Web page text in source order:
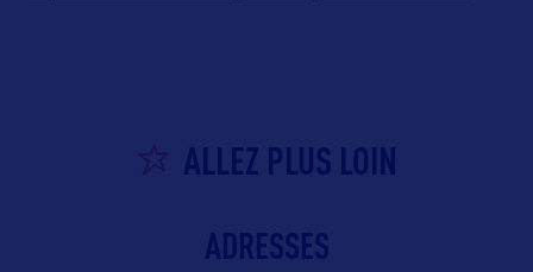
ALLEZ PLUS LOIN
ADRESSES